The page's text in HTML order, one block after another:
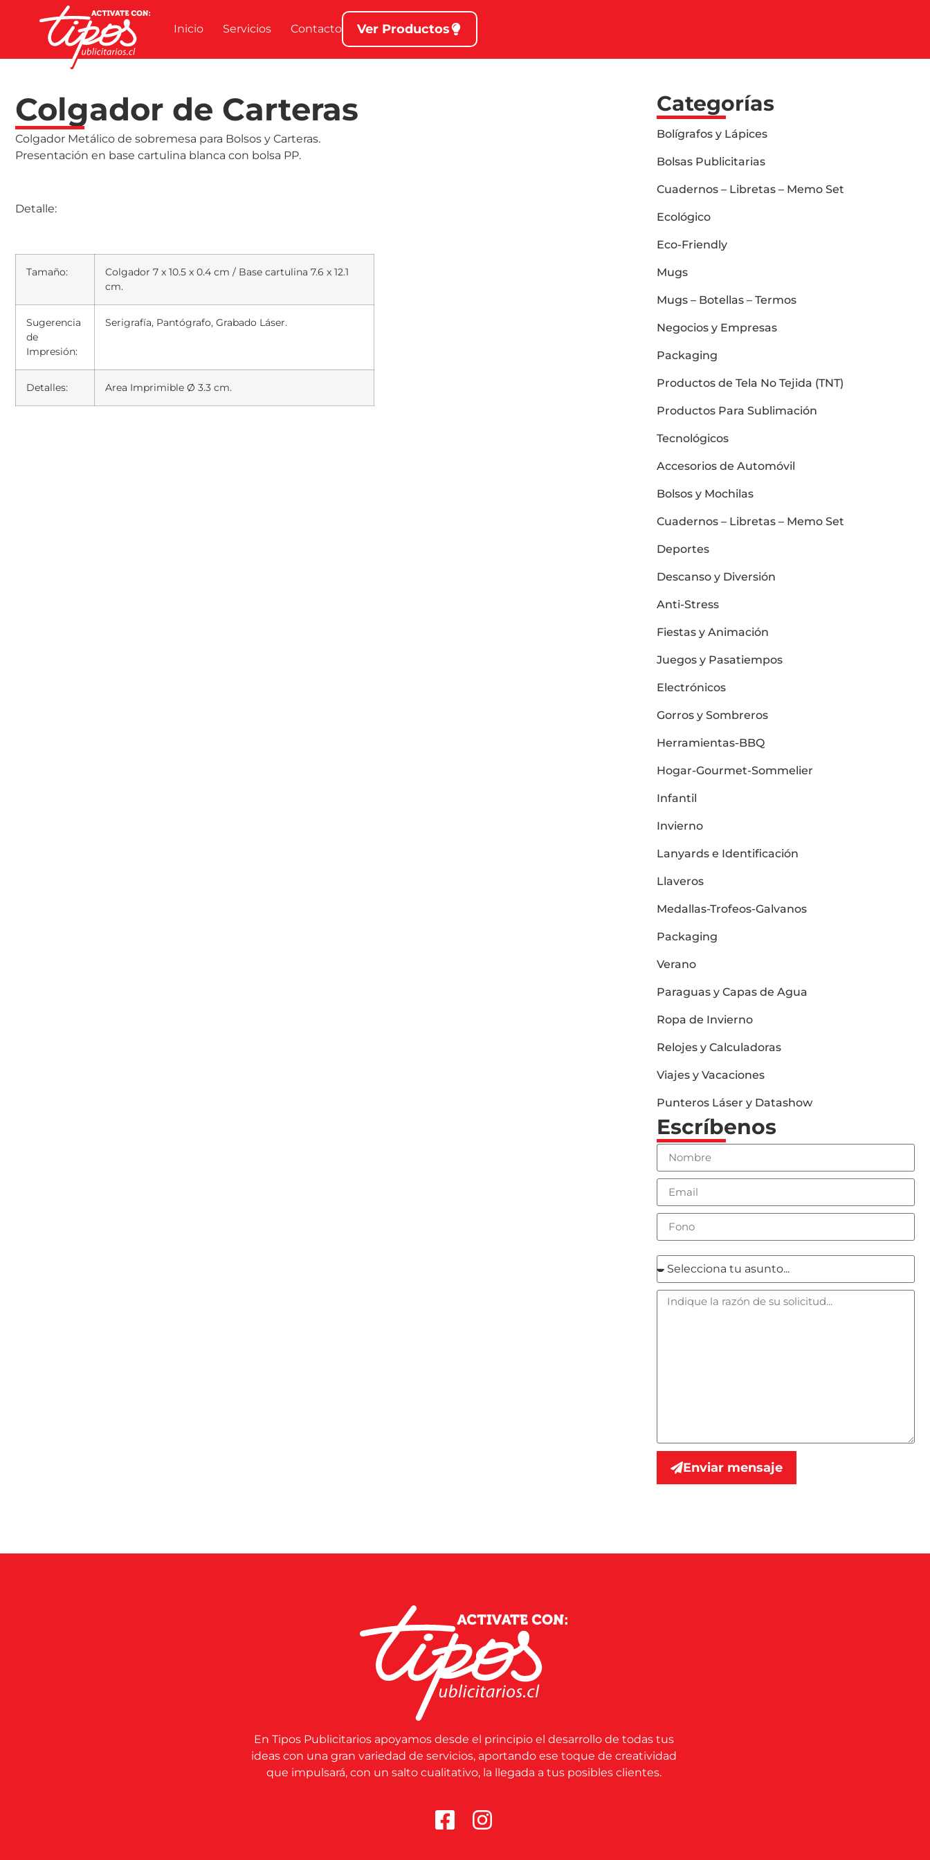
Inicio Servicios Contacto Ver Productos
Colgador de Carteras
Colgador Metálico de sobremesa para Bolsos y Carteras.
Presentación en base cartulina blanca con bolsa PP.
Detalle:
Tamaño:
Colgador 7 x 10.5 x 0.4 cm / Base cartulina 7.6 x 12.1
cm.
Sugerencia
de
Impresión:
Serigrafía, Pantógrafo, Grabado Láser.
Detalles: Area Imprimible Ø 3.3 cm.
Categorías
Bolígrafos y Lápices
Bolsas Publicitarias
Cuadernos – Libretas – Memo Set
Ecológico
Eco-Friendly
Mugs
Mugs – Botellas – Termos
Negocios y Empresas
Packaging
Productos de Tela No Tejida (TNT)
Productos Para Sublimación
Tecnológicos
Accesorios de Automóvil
Bolsos y Mochilas
Cuadernos – Libretas – Memo Set
Deportes
Descanso y Diversión
Anti-Stress
Fiestas y Animación
Juegos y Pasatiempos
Electrónicos
Gorros y Sombreros
Herramientas-BBQ
Hogar-Gourmet-Sommelier
Infantil
Invierno
Lanyards e Identificación
Llaveros
Medallas-Trofeos-Galvanos
Packaging
Verano
Paraguas y Capas de Agua
Ropa de Invierno
Relojes y Calculadoras
Viajes y Vacaciones
Punteros Láser y Datashow
Escríbenos
Enviar mensaje
En Tipos Publicitarios apoyamos desde el principio el desarrollo de todas tus
ideas con una gran variedad de servicios, aportando ese toque de creatividad
que impulsará, con un salto cualitativo, la llegada a tus posibles clientes.